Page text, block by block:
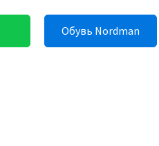
Обувь Nordman